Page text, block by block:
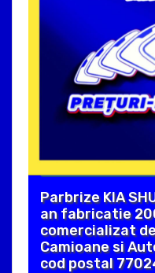
Parbrize KIA
an fabricatie
comercializat
Camioane si
cod postal